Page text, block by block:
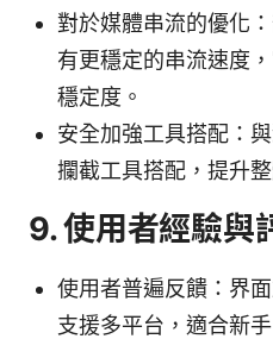
對於媒體串流的優化
有更穩定的串流速度
穩定度。
安全加強工具搭配：
攔截工具搭配，提升
9. 使用者經驗與
使用者普遍反饋：界
支援多平台，適合新手